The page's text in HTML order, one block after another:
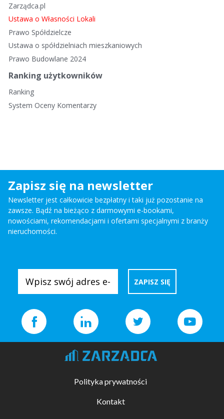
Zarządca.pl
Ustawa o Własności Lokali
Prawo Spółdzielcze
Ustawa o spółdzielniach mieszkaniowych
Prawo Budowlane 2024
Ranking użytkowników
Ranking
System Oceny Komentarzy
Zapisz się na newsletter
Newsletter jest całkowicie bezpłatny i taki już pozostanie na
zawsze. Bądź na bieżąco z darmowymi e-bookami,
nowościami, rekomendacjami i ofertami specjalnymi z branży
nieruchomości.
Polityka prywatności
Kontakt